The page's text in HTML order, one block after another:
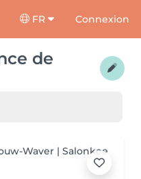
FR Connexion
de